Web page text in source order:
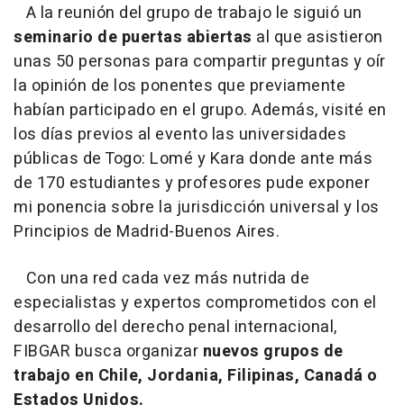
A la reunión del grupo de trabajo le siguió un
seminario de puertas abiertas al que asistieron
unas 50 personas para compartir preguntas y oír
la opinión de los ponentes que previamente
habían participado en el grupo. Además, visité en
los días previos al evento las universidades
públicas de Togo: Lomé y Kara donde ante más
de 170 estudiantes y profesores pude exponer
mi ponencia sobre la jurisdicción universal y los
Principios de Madrid-Buenos Aires.
Con una red cada vez más nutrida de
especialistas y expertos comprometidos con el
desarrollo del derecho penal internacional,
FIBGAR busca organizar nuevos grupos de
trabajo en Chile, Jordania, Filipinas, Canadá o
Estados Unidos.